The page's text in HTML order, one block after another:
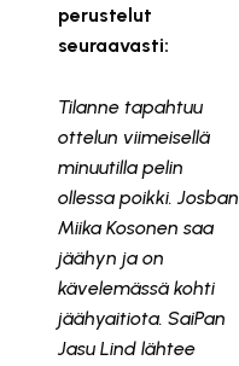
perustelut
seuraavasti:
Tilanne tapahtuu
ottelun viimeisellä
minuutilla pelin
ollessa poikki. Josban
Miika Kosonen saa
jäähyn ja on
kävelemässä kohti
jäähyaitiota. SaiPan
Jasu Lind lähtee